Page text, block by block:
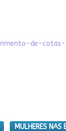
de-
MULHERES NAS